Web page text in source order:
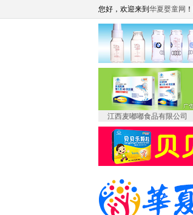
您好，欢迎来到 华夏婴童网 ！
江西麦嘟嘟食品有限公司